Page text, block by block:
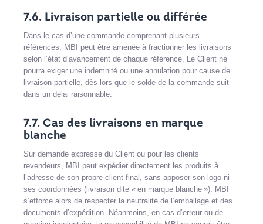
7.6. Livraison partielle ou différée
Dans le cas d’une commande comprenant plusieurs
références, MBI peut être amenée à fractionner les livraisons
selon l’état d’avancement de chaque référence. Le Client ne
pourra exiger une indemnité ou une annulation pour cause de
livraison partielle, dès lors que le solde de la commande suit
dans un délai raisonnable.
7.7. Cas des livraisons en marque
blanche
Sur demande expresse du Client ou pour les clients
revendeurs, MBI peut expédier directement les produits à
l’adresse de son propre client final, sans apposer son logo ni
ses coordonnées (livraison dite « en marque blanche »). MBI
s’efforce alors de respecter la neutralité de l’emballage et des
documents d’expédition. Néanmoins, en cas d’erreur ou de